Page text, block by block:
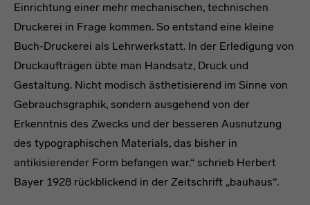
Einrichtung einer mehr mechanischen, technischen
Druckerei in Frage kommen. So entstand eine kleine
Buch-Druckerei als Lehrwerkstatt. In der Erledigung von
Druckaufträgen übte man Handsatz, Druck und
Gestaltung. Nicht modisch ästhetisierend im Sinne von
Gebrauchsgraphik, sondern ausgehend von der
Erkenntnis des Zwecks und der besseren Ausnutzung
des typographischen Materials, das bisher in
antikisierender Form befangen war.“ schrieb Herbert
Bayer 1928 rückblickend in der Zeitschrift „bauhaus“.